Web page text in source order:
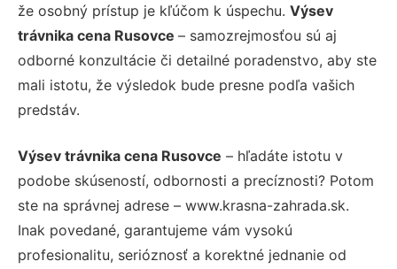
že osobný prístup je kľúčom k úspechu. Výsev
trávnika cena Rusovce – samozrejmosťou sú aj
odborné konzultácie či detailné poradenstvo, aby ste
mali istotu, že výsledok bude presne podľa vašich
predstáv.
Výsev trávnika cena Rusovce – hľadáte istotu v
podobe skúseností, odbornosti a precíznosti? Potom
ste na správnej adrese – www.krasna-zahrada.sk.
Inak povedané, garantujeme vám vysokú
profesionalitu, serióznosť a korektné jednanie od